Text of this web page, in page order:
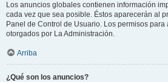
Los anuncios globales contienen información
cada vez que sea posible. Éstos aparecerán al
Panel de Control de Usuario. Los permisos
otorgados por La Administración.
Arriba
¿Qué son los anuncios?